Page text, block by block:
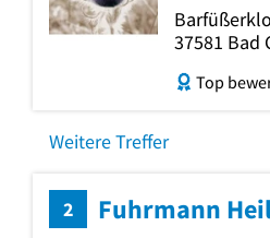
37581 Bad
Top
Weitere Treffer
2 Fuhrmann